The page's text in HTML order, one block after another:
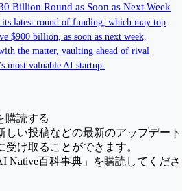
Billion Round as Soon as Next Week
latest round of funding, which may top
$900 billion, as soon as next week,
the matter, vaulting ahead of rival
most valuable AI startup.
購読する
しい投稿などの最新のアップデート
け取ることができます。
Native百科事典」を購読してくださ